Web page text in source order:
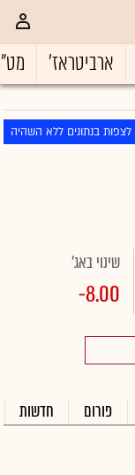
ארביטראז'
לצפות בנתונים ללא השהיה
שינוי באג'
-8.00
פורום חדשות